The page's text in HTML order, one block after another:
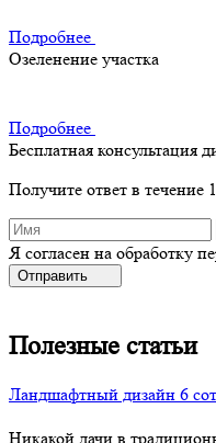
Подробнее
Озеленение участка
Подробнее
Бесплатная консультация
Получите ответ в течение
Я согласен на обработку
Отправить
Полезные статьи
Ландшафтный дизайн 6
Никакой дачи в